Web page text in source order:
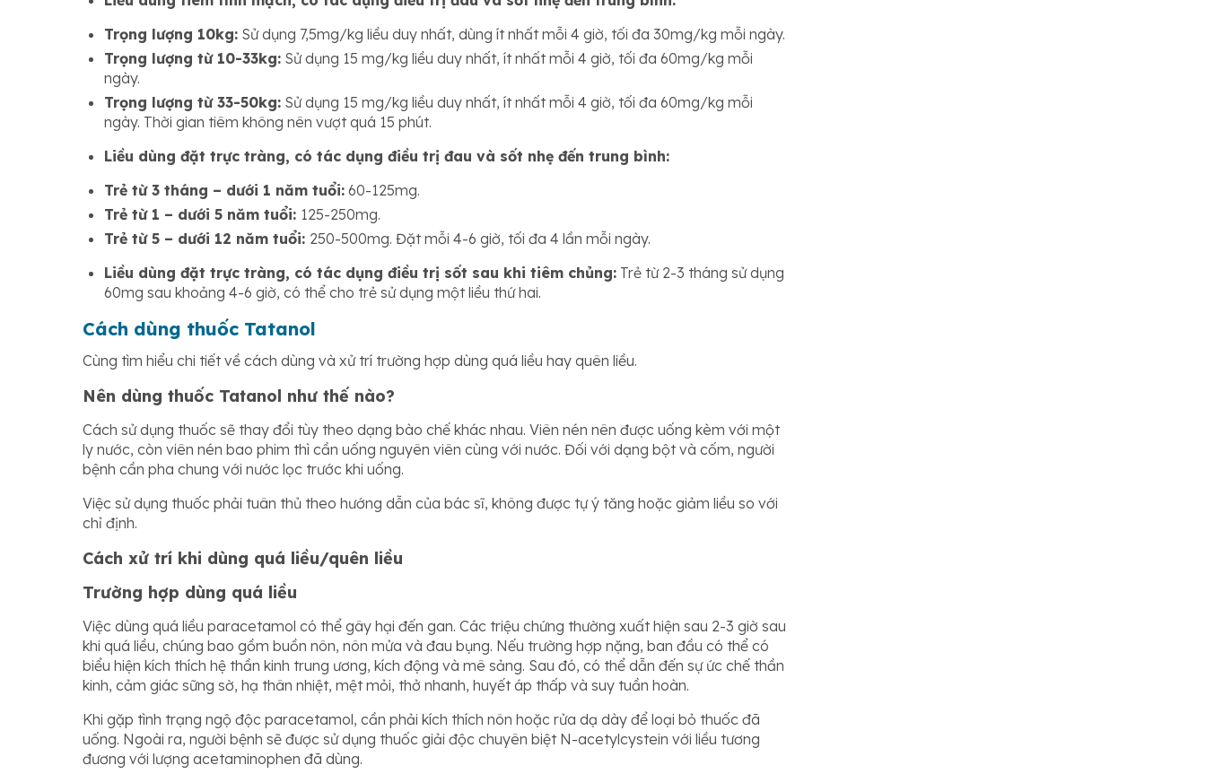
Trọng lượng 10kg: Sử dụng 7,5mg/kg liều duy nhất, dùng ít nhất mỗi 4 giờ, tối đa 30mg/kg mỗi ngày.
Trọng lượng từ 10-33kg: Sử dụng 15 mg/kg liều duy nhất, ít nhất mỗi 4 giờ, tối đa 60mg/kg mỗi
ngày.
Trọng lượng từ 33-50kg: Sử dụng 15 mg/kg liều duy nhất, ít nhất mỗi 4 giờ, tối đa 60mg/kg mỗi
ngày. Thời gian tiêm không nên vượt quá 15 phút.
Liều dùng đặt trực tràng, có tác dụng điều trị đau và sốt nhẹ đến trung bình:
Trẻ từ 3 tháng – dưới 1 năm tuổi: 60-125mg.
Trẻ từ 1 – dưới 5 năm tuổi: 125-250mg.
Trẻ từ 5 – dưới 12 năm tuổi: 250-500mg. Đặt mỗi 4-6 giờ, tối đa 4 lần mỗi ngày.
Liều dùng đặt trực tràng, có tác dụng điều trị sốt sau khi tiêm chủng: Trẻ từ 2-3 tháng sử dụng
60mg sau khoảng 4-6 giờ, có thể cho trẻ sử dụng một liều thứ hai.
Cách dùng thuốc Tatanol
Cùng tìm hiểu chi tiết về cách dùng và xử trí trường hợp dùng quá liều hay quên liều.
Nên dùng thuốc Tatanol như thế nào?
Cách sử dụng thuốc sẽ thay đổi tùy theo dạng bào chế khác nhau. Viên nén nên được uống kèm với một
ly nước, còn viên nén bao phim thì cần uống nguyên viên cùng với nước. Đối với dạng bột và cốm, người
bệnh cần pha chung với nước lọc trước khi uống.
Việc sử dụng thuốc phải tuân thủ theo hướng dẫn của bác sĩ, không được tự ý tăng hoặc giảm liều so với
chỉ định.
Cách xử trí khi dùng quá liều/quên liều
Trường hợp dùng quá liều
Việc dùng quá liều paracetamol có thể gây hại đến gan. Các triệu chứng thường xuất hiện sau 2-3 giờ sau
khi quá liều, chúng bao gồm buồn nôn, nôn mửa và đau bụng. Nếu trường hợp nặng, ban đầu có thể có
biểu hiện kích thích hệ thần kinh trung ương, kích động và mê sảng. Sau đó, có thể dẫn đến sự ức chế thần
kinh, cảm giác sững sờ, hạ thân nhiệt, mệt mỏi, thở nhanh, huyết áp thấp và suy tuần hoàn.
Khi gặp tình trạng ngộ độc paracetamol, cần phải kích thích nôn hoặc rửa dạ dày để loại bỏ thuốc đã
uống. Ngoài ra, người bệnh sẽ được sử dụng thuốc giải độc chuyên biệt N-acetylcystein với liều tương
đương với lượng acetaminophen đã dùng.